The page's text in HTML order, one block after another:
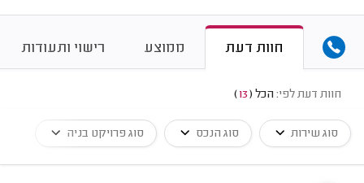
חוות דעת ממוצע רישוי ותעודות
חוות דעת לפי: הכל (
13
)
סוג שירות סוג הנכס סוג פרויקט בניה